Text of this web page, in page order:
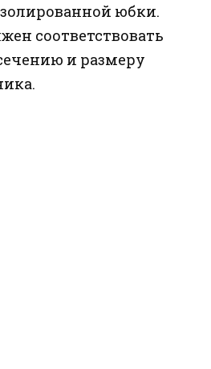
юбки.
соответствовать
и размеру